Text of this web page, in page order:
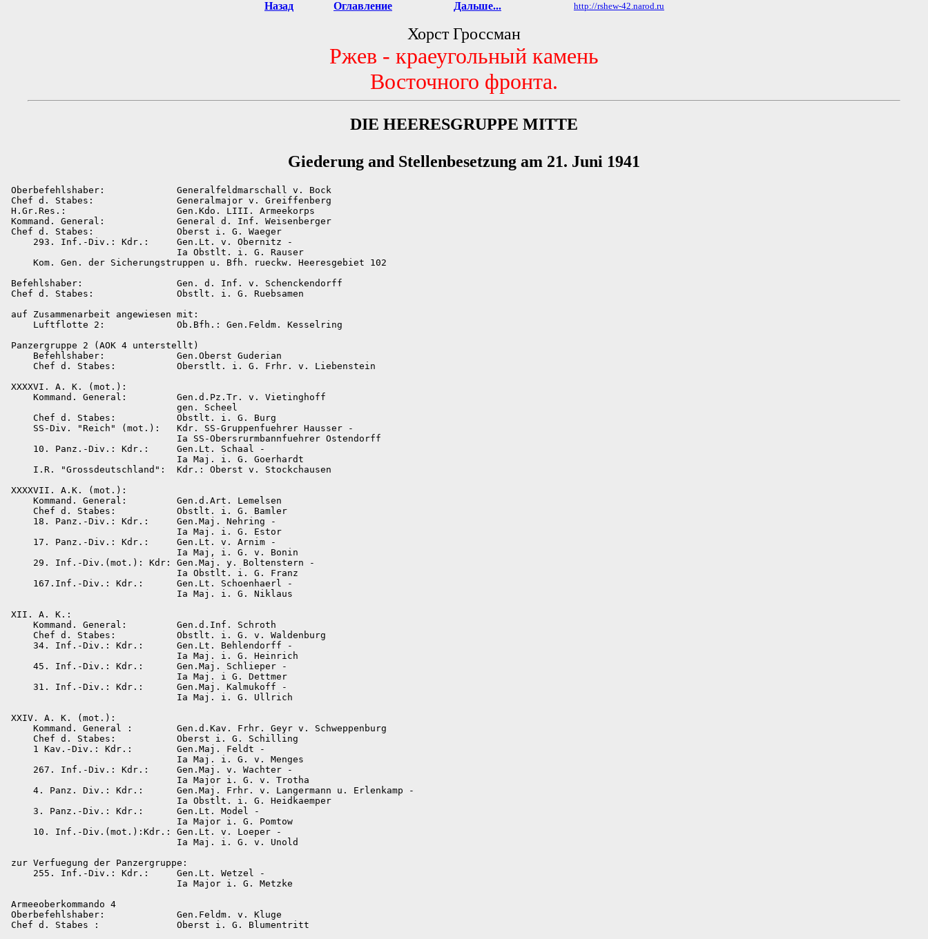
Назад Оглавление Дальше... http://rshew-42.narod.ru
Хорст Гроссман
Ржев - краеугольный камень
Восточного фронта.
DIE HEERESGRUPPE MITTE
Giederung and Stellenbesetzung am 21. Juni 1941
Oberbefehlshaber:             Generalfeldmarschall v. Bock
Chef d. Stabes:               Generalmajor v. Greiffenberg
H.Gr.Res.:                    Gen.Kdo. LIII. Armeekorps
Kommand. General:             General d. Inf. Weisenberger
Chef d. Stabes:               Oberst i. G. Waeger
     293. Inf.-Div.: Kdr.:     Gen.Lt. v. Obernitz -
                               Ia Obstlt. i. G. Rauser
     Kom. Gen. der Sicherungstruppen u. Bfh. rueckw. Heeresgebiet 102
Befehlshaber:                 Gen. d. Inf. v. Schenckendorff
Chef d. Stabes:               Obstlt. i. G. Ruebsamen
auf Zusammenarbeit angewiesen mit:
     Luftflotte 2:             Ob.Bfh.: Gen.Feldm. Kesselring
Panzergruppe 2 (AOK 4 unterstellt)
     Befehlshaber:             Gen.Oberst Guderian
     Chef d. Stabes:           Oberstlt. i. G. Frhr. v. Liebenstein
XXXXVI. A. K. (mot.):
     Kommand. General:         Gen.d.Pz.Tr. v. Vietinghoff
                               gen. Scheel
     Chef d. Stabes:           Obstlt. i. G. Burg
     SS-Div. "Reich" (mot.):   Kdr. SS-Gruppenfuehrer Hausser -
                               Ia SS-Obersrurmbannfuehrer Ostendorff
     10. Panz.-Div.: Kdr.:     Gen.Lt. Schaal -
                               Ia Maj. i. G. Goerhardt
     I.R. "Grossdeutschland":  Kdr.: Oberst v. Stockchausen
XXXXVII. A.K. (mot.):
     Kommand. General:         Gen.d.Art. Lemelsen
     Chef d. Stabes:           Obstlt. i. G. Bamler
     18. Panz.-Div.: Kdr.:     Gen.Maj. Nehring -
                               Ia Maj. i. G. Estor
     17. Panz.-Div.: Kdr.:     Gen.Lt. v. Arnim -
                               Ia Maj, i. G. v. Bonin
     29. Inf.-Div.(mot.): Kdr: Gen.Maj. y. Boltenstern -
                               Ia Obstlt. i. G. Franz
     167.Inf.-Div.: Kdr.:      Gen.Lt. Schoenhaerl -
                               Ia Maj. i. G. Niklaus
XII. A. K.:
     Kommand. General:         Gen.d.Inf. Schroth
     Chef d. Stabes:           Obstlt. i. G. v. Waldenburg
     34. Inf.-Div.: Kdr.:      Gen.Lt. Behlendorff -
                               Ia Maj. i. G. Heinrich
     45. Inf.-Div.: Kdr.:      Gen.Maj. Schlieper -
                               Ia Maj. i G. Dettmer
     31. Inf.-Div.: Kdr.:      Gen.Maj. Kalmukoff -
                               Ia Maj. i. G. Ullrich
XXIV. A. K. (mot.):
     Kommand. General :        Gen.d.Kav. Frhr. Geyr v. Schweppenburg
     Chef d. Stabes:           Oberst i. G. Schilling
     1 Kav.-Div.: Kdr.:        Gen.Maj. Feldt -
                               Ia Maj. i. G. v. Menges
     267. Inf.-Div.: Kdr.:     Gen.Maj. v. Wachter -
                               Ia Major i. G. v. Trotha
     4. Panz. Div.: Kdr.:      Gen.Maj. Frhr. v. Langermann u. Erlenkamp -
                               Ia Obstlt. i. G. Heidkaemper
     3. Panz.-Div.: Kdr.:      Gen.Lt. Model -
                               Ia Major i. G. Pomtow
     10. Inf.-Div.(mot.):Kdr.: Gen.Lt. v. Loeper -
                               Ia Maj. i. G. v. Unold
zur Verfuegung der Panzergruppe:
     255. Inf.-Div.: Kdr.:     Gen.Lt. Wetzel -
                               Ia Major i. G. Metzke
Armeeoberkommando 4
Oberbefehlshaber:             Gen.Feldm. v. Kluge
Chef d. Stabes :              Oberst i. G. Blumentritt